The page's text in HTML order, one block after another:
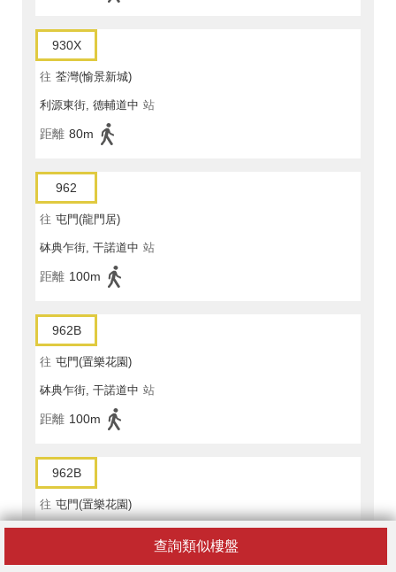
查詢類似樓盤
930X
往 荃灣(愉景新城)
利源東街, 德輔道中 站
距離 80m
962
往 屯門(龍門居)
砵典乍街, 干諾道中 站
距離 100m
962B
往 屯門(置樂花園)
砵典乍街, 干諾道中 站
距離 100m
962B
往 屯門(置樂花園)
距離 100m